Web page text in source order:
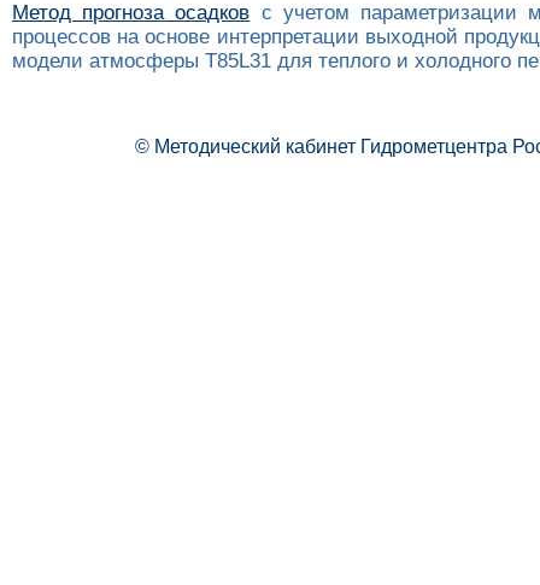
Метод прогноза осадков с учетом параметризации
процессов на основе интерпретации выходной
модели атмосферы Т85L31 для теплого и холодного
© Методический кабинет Гидрометцентра